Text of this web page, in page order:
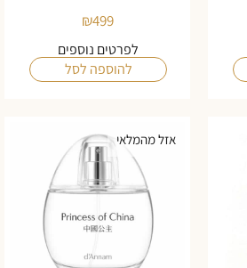
₪499
לפרטים נוספים
להוספה לסל
אזל מהמלאי